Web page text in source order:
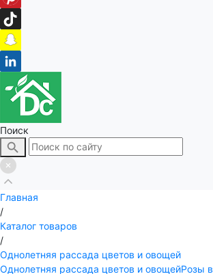
Поиск
Главная
/
Каталог товаров
/
Однолетняя рассада цветов и овощей
Однолетняя рассада цветов и овощейРозы в